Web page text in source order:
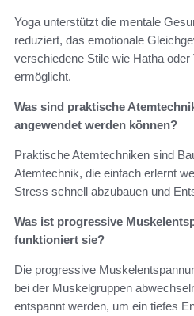
Yoga unterstützt die mentale
reduziert, das emotionale
verschiedene Stile wie Hatha
ermöglicht.
Was sind praktische
angewendet werden können?
Praktische Atemtechniken sind
Atemtechnik, die einfach erlernt
Stress schnell abzubauen und
Was ist progressive
funktioniert sie?
Die progressive
bei der Muskelgruppen
entspannt werden, um ein tiefes